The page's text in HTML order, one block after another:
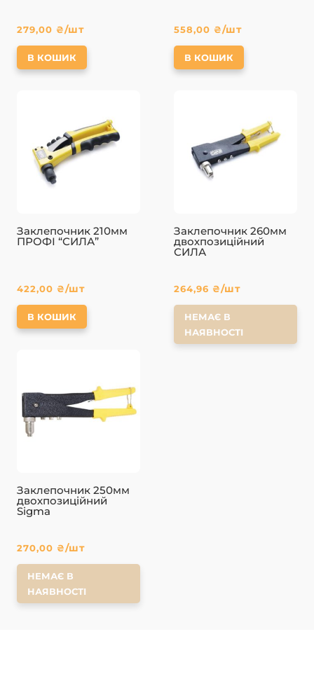
279,00 ₴/шт
В КОШИК
558,00 ₴/шт
В КОШИК
Заклепочник 210мм
ПРОФІ “СИЛА”
422,00 ₴/шт
В КОШИК
Заклепочник 260мм
двохпозиційний
СИЛА
264,96 ₴/шт
НЕМАЄ В
НАЯВНОСТІ
Заклепочник 250мм
двохпозиційний
Sigma
270,00 ₴/шт
НЕМАЄ В
НАЯВНОСТІ